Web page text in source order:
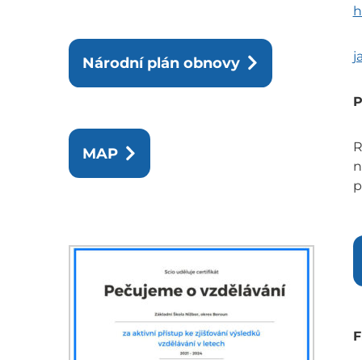
Národní plán obnovy
MAP